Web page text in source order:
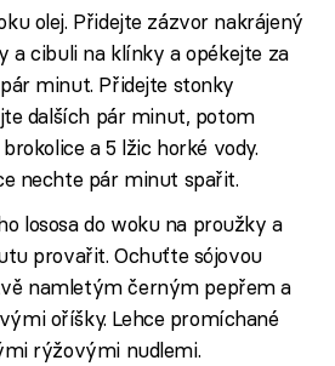
olej. Přidejte zázvor nakrájený
a cibuli na klínky a opékejte za
minut. Přidejte stonky
dalších pár minut, potom
a 5 lžic horké vody.
nechte pár minut spařit.
lososa do woku na proužky a
provařit. Ochuťte sójovou
namletým černým pepřem a
oříšky. Lehce promíchané
rýžovými nudlemi.